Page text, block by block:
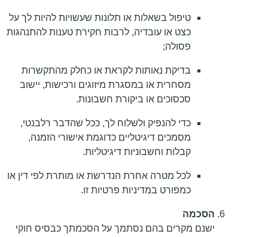
טיפול בשאלות או תלונות שעשויות להיות לך על
כצט או עובדיה, לרבות חקירת טענות להתנהגות
פסולה;
בדיקת נאותות לקראת או כחלק מהתקשרות
מסחרית או במסגרת מיזוגים ורכישות, יישוב
סכסוכים או ביקורת חשבונות.
כדי להנפיק ולשלוח לך, ככל שהדבר רלבנטי,
מסמכים דיגיטליים כדוגמת אישורי הזמנה,
קבלות וחשבוניות דיגיטליות.
לכל מטרה אחרת הנדרשת או מותרת לפי דין או
כמפורט במדיניות פרטיות זו.
הסכמה
ישנם מקרים בהם נסתמך על הסכמתך כבסיס חוקי